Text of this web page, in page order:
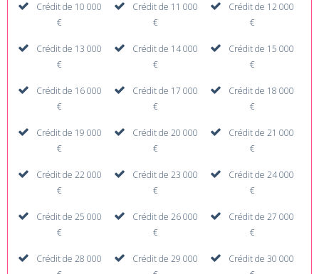
Crédit de 10 000
€
Crédit de 11 000
€
Crédit de 12 000
€
Crédit de 13 000
€
Crédit de 14 000
€
Crédit de 15 000
€
Crédit de 16 000
€
Crédit de 17 000
€
Crédit de 18 000
€
Crédit de 19 000
€
Crédit de 20 000
€
Crédit de 21 000
€
Crédit de 22 000
€
Crédit de 23 000
€
Crédit de 24 000
€
Crédit de 25 000
€
Crédit de 26 000
€
Crédit de 27 000
€
Crédit de 28 000
Crédit de 29 000
Crédit de 30 000